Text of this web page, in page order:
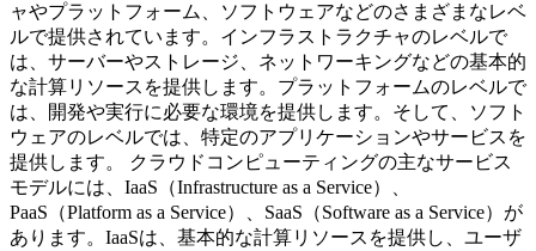
ャやプラットフォーム、ソフトウェアなどのさまざまなレベ
ルで提供されています。インフラストラクチャのレベルで
は、サーバーやストレージ、ネットワーキングなどの基本的
な計算リソースを提供します。プラットフォームのレベルで
は、開発や実行に必要な環境を提供します。そして、ソフト
ウェアのレベルでは、特定のアプリケーションやサービスを
提供します。 クラウドコンピューティングの主なサービス
モデルには、IaaS（Infrastructure as a Service）、
PaaS（Platform as a Service）、SaaS（Software as a Service）が
あります。IaaSは、基本的な計算リソースを提供し、ユーザ